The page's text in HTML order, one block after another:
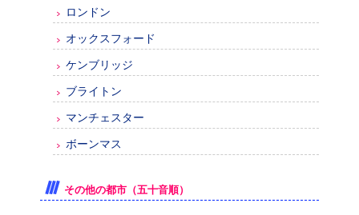
ロンドン
オックスフォード
ケンブリッジ
ブライトン
マンチェスター
ボーンマス
その他の都市（五十音順）